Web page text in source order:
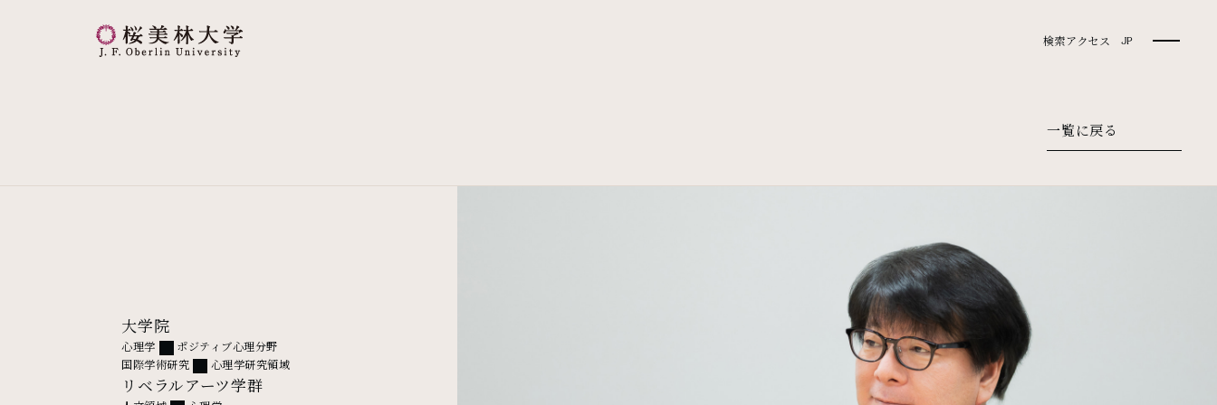
桜美林大学 トップページ 検索アクセス JP
一覧に戻る
大学院
心理学
ポジティブ心理分野
国際学術研究
心理学研究領域
リベラルアーツ学群